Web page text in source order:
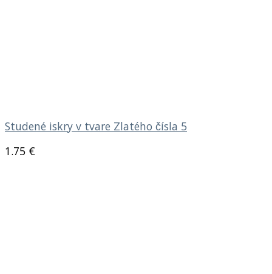
Studené iskry v tvare Zlatého čísla 5
1.75 €